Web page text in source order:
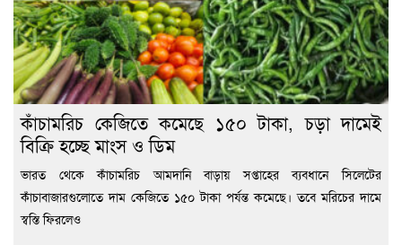
কাঁচামরিচ কেজিতে কমেছে ১৫০ টাকা, চড়া দামেই
বিক্রি হচ্ছে মাংস ও ডিম
ভারত থেকে কাঁচামরিচ আমদানি বাড়ায় সপ্তাহের ব্যবধানে সিলেটের
কাঁচাবাজারগুলোতে দাম কেজিতে ১৫০ টাকা পর্যন্ত কমেছে। তবে মরিচের দামে
স্বস্তি ফিরলেও